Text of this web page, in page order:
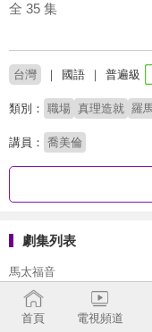
全 35 集
台灣 國語 普遍級
類別： 職場 真理造就 羅
講員： 喬美倫
劇集列表
馬太福音
馬可福音
首頁 電視頻道